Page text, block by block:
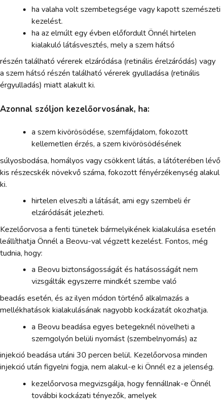
ha valaha volt szembetegsége vagy kapott szemészeti
kezelést.
ha az elmúlt egy évben előfordult Önnél hirtelen
kialakuló látásvesztés, mely a szem hátsó
részén található vérerek elzáródása (retinális érelzáródás) vagy
a szem hátsó részén található vérerek gyulladása (retinális
érgyulladás) miatt alakult ki.
Azonnal szóljon kezelőorvosának, ha:
a szem kivörösödése, szemfájdalom, fokozott
kellemetlen érzés, a szem kivörösödésének
súlyosbodása, homályos vagy csökkent látás, a látóterében lévő
kis részecskék növekvő száma, fokozott fényérzékenység alakul
ki.
hirtelen elveszíti a látását, ami egy szembeli ér
elzáródását jelezheti.
Kezelőorvosa a fenti tünetek bármelyikének kialakulása esetén
leállíthatja Önnél a Beovu-val végzett kezelést. Fontos, még
tudnia, hogy:
a Beovu biztonságosságát és hatásosságát nem
vizsgálták egyszerre mindkét szembe való
beadás esetén, és az ilyen módon történő alkalmazás a
mellékhatások kialakulásának nagyobb kockázatát okozhatja.
a Beovu beadása egyes betegeknél növelheti a
szemgolyón belüli nyomást (szembelnyomás) az
injekció beadása utáni 30 percen belül. Kezelőorvosa minden
injekció után figyelni fogja, nem alakul-e ki Önnél ez a jelenség.
kezelőorvosa megvizsgálja, hogy fennállnak-e Önnél
további kockázati tényezők, amelyek